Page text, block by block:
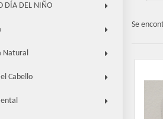
DÍA DEL NIÑO
Natural
Cabello
Se